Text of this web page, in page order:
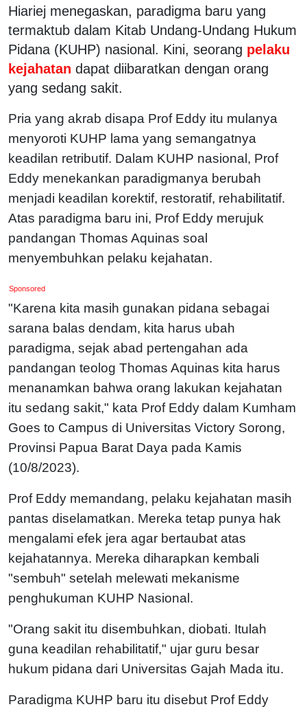
Hiariej menegaskan, paradigma baru yang
termaktub dalam Kitab Undang-Undang Hukum
Pidana (KUHP) nasional. Kini, seorang pelaku
kejahatan dapat diibaratkan dengan orang
yang sedang sakit.
Pria yang akrab disapa Prof Eddy itu mulanya
menyoroti KUHP lama yang semangatnya
keadilan retributif. Dalam KUHP nasional, Prof
Eddy menekankan paradigmanya berubah
menjadi keadilan korektif, restoratif, rehabilitatif.
Atas paradigma baru ini, Prof Eddy merujuk
pandangan Thomas Aquinas soal
menyembuhkan pelaku kejahatan.
Sponsored
"Karena kita masih gunakan pidana sebagai
sarana balas dendam, kita harus ubah
paradigma, sejak abad pertengahan ada
pandangan teolog Thomas Aquinas kita harus
menanamkan bahwa orang lakukan kejahatan
itu sedang sakit," kata Prof Eddy dalam Kumham
Goes to Campus di Universitas Victory Sorong,
Provinsi Papua Barat Daya pada Kamis
(10/8/2023).
Prof Eddy memandang, pelaku kejahatan masih
pantas diselamatkan. Mereka tetap punya hak
mengalami efek jera agar bertaubat atas
kejahatannya. Mereka diharapkan kembali
"sembuh" setelah melewati mekanisme
penghukuman KUHP Nasional.
"Orang sakit itu disembuhkan, diobati. Itulah
guna keadilan rehabilitatif," ujar guru besar
hukum pidana dari Universitas Gajah Mada itu.
Paradigma KUHP baru itu disebut Prof Eddy